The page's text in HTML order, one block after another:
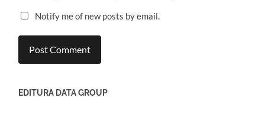
Notify me of new posts by email.
EDITURA DATA GROUP